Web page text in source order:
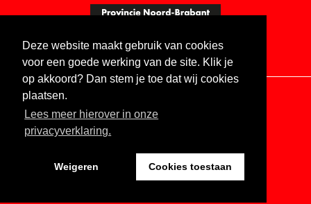
Deze website maakt gebruik van cookies
voor een goede werking van de site. Klik je
op akkoord? Dan stem je toe dat wij cookies
plaatsen.
Lees meer hierover in onze
privacyverklaring.
Weigeren Cookies toestaan
Contact Vacatures ANBI
Digitale toegankelijkheid